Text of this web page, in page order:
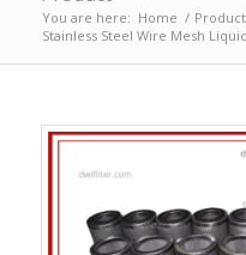
You are here: Home / Product
Stainless Steel Wire Mesh